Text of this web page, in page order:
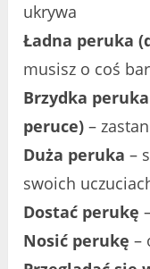
ukrywa
Ładna peruka
musisz o coś
Brzydka
peruce) –
Duża peruka –
swoich
Dostać perukę
Nosić perukę –